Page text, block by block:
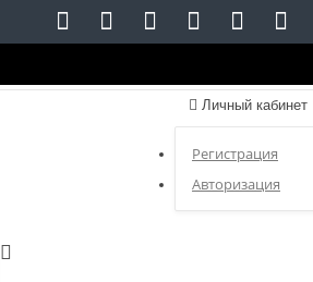
Личный кабинет
Регистрация
Авторизация